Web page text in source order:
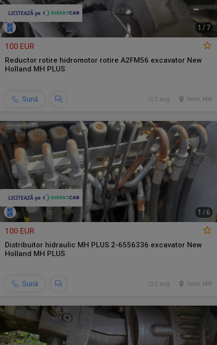
1 /7
100 EUR
Reductor rotire hidromotor rotire A2FM56 excavator New
Holland MH PLUS
Sună Seini, MM
2 aug.
1 / 6
100 EUR
Distribuitor hidraulic MH PLUS 2-6556336 excavator New
Holland MH PLUS
Sună Seini, MM
2 aug.